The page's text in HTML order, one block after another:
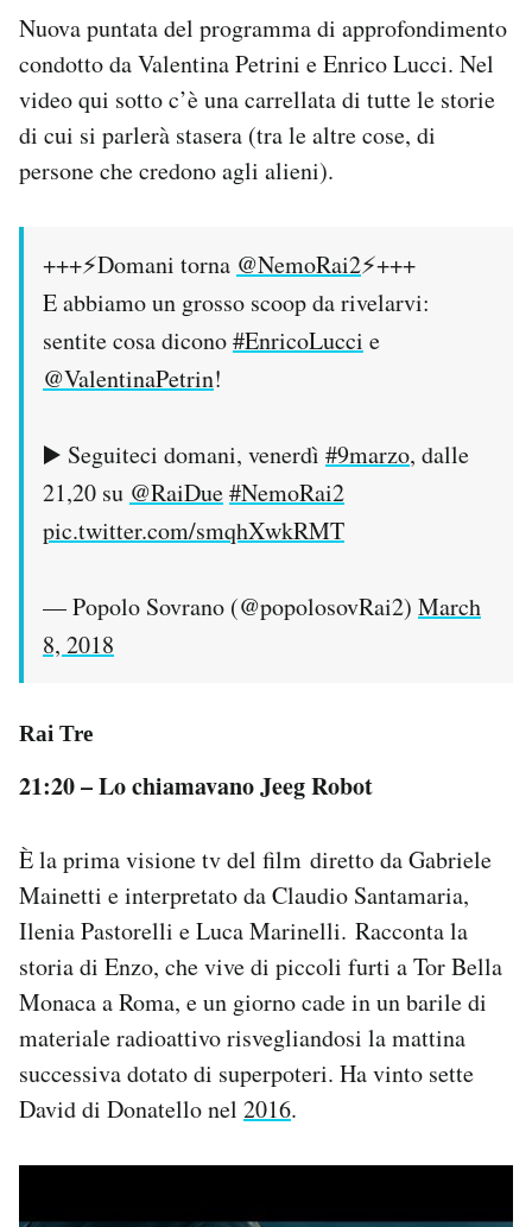
Nuova puntata del programma di approfondimento
condotto da Valentina Petrini e Enrico Lucci. Nel
video qui sotto c’è una carrellata di tutte le storie
di cui si parlerà stasera (tra le altre cose, di
persone che credono agli alieni).
+++⚡️Domani torna @NemoRai2⚡️+++
E abbiamo un grosso scoop da rivelarvi:
sentite cosa dicono#EnricoLucci e
@ValentinaPetrin!
▶️ Seguiteci domani, venerdì #9marzo, dalle
21,20 su @RaiDue#NemoRai2
pic.twitter.com/smqhXwkRMT
— Popolo Sovrano (@popolosovRai2) March
8, 2018
Rai Tre
21:20 – Lo chiamavano Jeeg Robot
È la prima visione tv del film diretto da Gabriele
Mainetti e interpretato da Claudio Santamaria,
Ilenia Pastorelli e Luca Marinelli. Racconta la
storia di Enzo, che vive di piccoli furti a Tor Bella
Monaca a Roma, e un giorno cade in un barile di
materiale radioattivo risvegliandosi la mattina
successiva dotato di superpoteri. Ha vinto sette
David di Donatello nel 2016.